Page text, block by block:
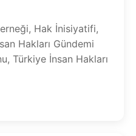
Hak İnisiyatifi,
Hakları Gündemi
Türkiye İnsan Hakları